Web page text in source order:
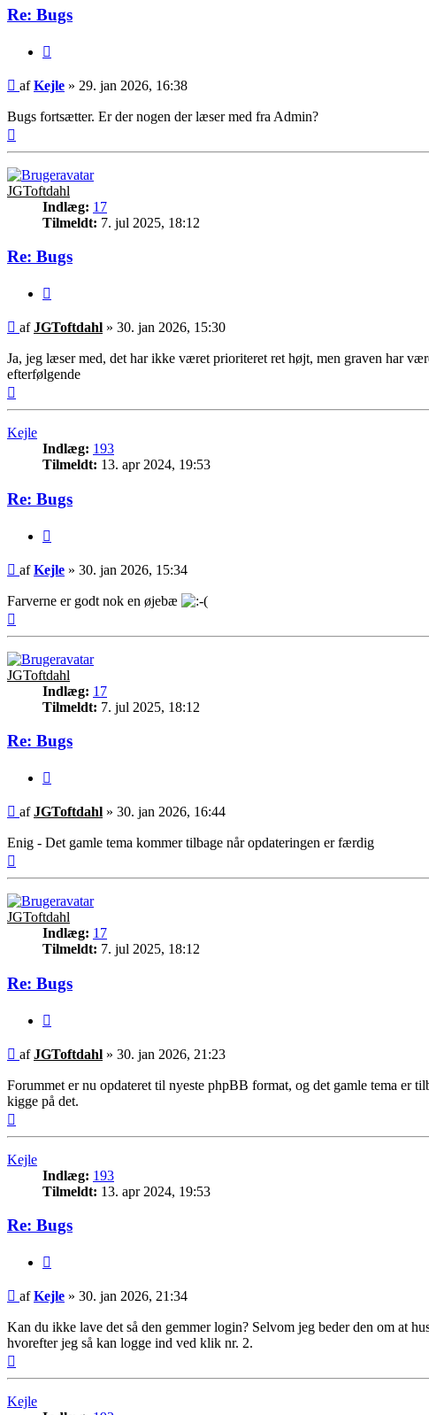
Re: Bugs
Indlæg
afKejle » 29. jan 2026, 16:38
Bugs fortsætter. Er der nogen der læser med fra Admin?
JGToftdahl
Indlæg: 17
Tilmeldt: 7. jul 2025, 18:12
Re: Bugs
Indlæg
afJGToftdahl » 30. jan 2026, 15:30
Ja, jeg læser med, det har ikke været prioriteret ret højt, men graven har
efterfølgende
Kejle
Indlæg: 193
Tilmeldt: 13. apr 2024, 19:53
Re: Bugs
Indlæg
afKejle » 30. jan 2026, 15:34
Farverne er godt nok en øjebæ
JGToftdahl
Indlæg: 17
Tilmeldt: 7. jul 2025, 18:12
Re: Bugs
Indlæg
afJGToftdahl » 30. jan 2026, 16:44
Enig - Det gamle tema kommer tilbage når opdateringen er færdig
JGToftdahl
Indlæg: 17
Tilmeldt: 7. jul 2025, 18:12
Re: Bugs
Indlæg
afJGToftdahl » 30. jan 2026, 21:23
Forummet er nu opdateret til nyeste phpBB format, og det gamle tema er
kigge på det.
Kejle
Indlæg: 193
Tilmeldt: 13. apr 2024, 19:53
Re: Bugs
Indlæg
afKejle » 30. jan 2026, 21:34
Kan du ikke lave det så den gemmer login? Selvom jeg beder den om at
hvorefter jeg så kan logge ind ved klik nr. 2.
Kejle